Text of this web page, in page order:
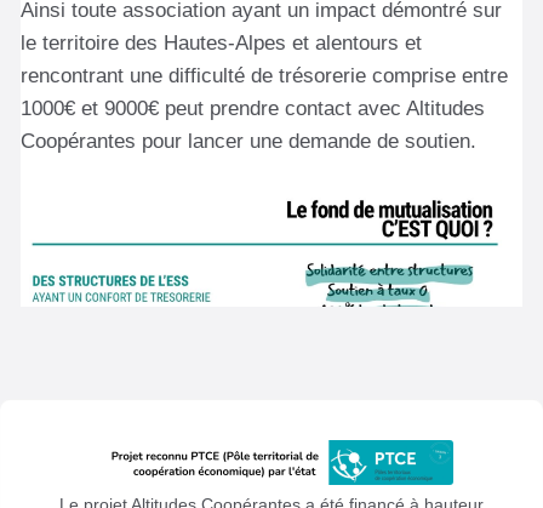
Le projet Altitudes Coopérantes a été financé à hauteur